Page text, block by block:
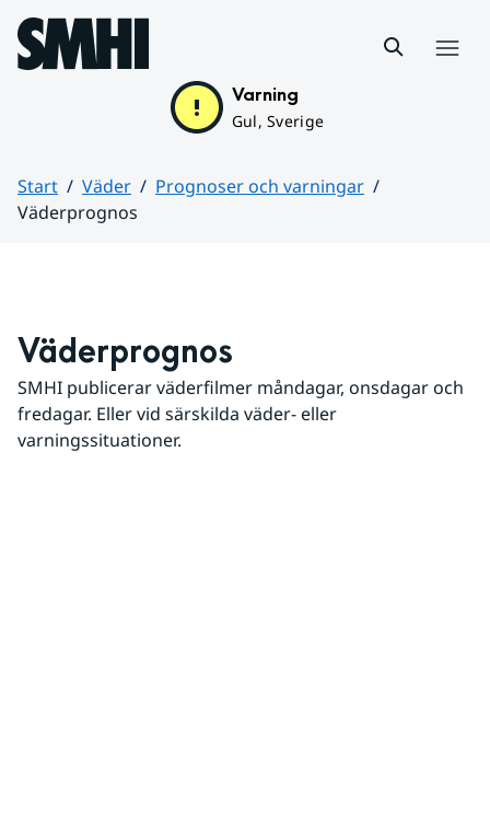
Hoppa till sidans innehåll
Varning
Gul, Sverige
Start Väder
Prognoser och varningar
Väderprognos
Väderprognos
SMHI publicerar väderfilmer måndagar, onsdagar och
fredagar. Eller vid särskilda väder- eller
varningssituationer.